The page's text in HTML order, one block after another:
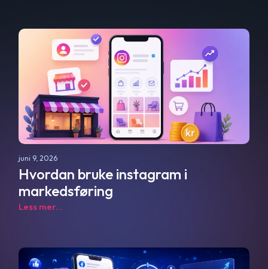
juni 9, 2026
Hvordan bruke instagram i
markedsføring
Less mer...